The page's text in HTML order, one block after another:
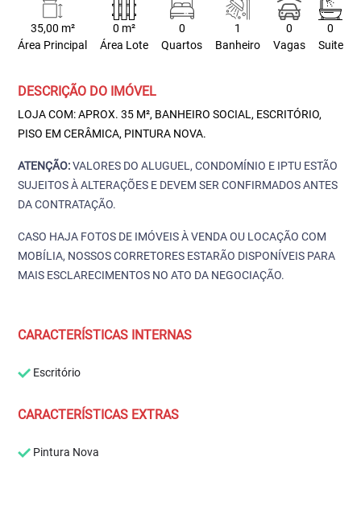
35,00 m²
Área Principal
0 m²
Área Lote
0
Quartos
1
Banheiro
0
Vagas
0
Suite
DESCRIÇÃO DO IMÓVEL
LOJA COM: APROX. 35 M², BANHEIRO SOCIAL, ESCRITÓRIO,
PISO EM CERÂMICA, PINTURA NOVA.
ATENÇÃO:VALORES DO ALUGUEL, CONDOMÍNIO E IPTU ESTÃO
SUJEITOS À ALTERAÇÕES E DEVEM SER CONFIRMADOS ANTES
DA CONTRATAÇÃO.
CASO HAJA FOTOS DE IMÓVEIS À VENDA OU LOCAÇÃO COM
MOBÍLIA, NOSSOS CORRETORES ESTARÃO DISPONÍVEIS PARA
MAIS ESCLARECIMENTOS NO ATO DA NEGOCIAÇÃO.
CARACTERÍSTICAS INTERNAS
Escritório
CARACTERÍSTICAS EXTRAS
Pintura Nova